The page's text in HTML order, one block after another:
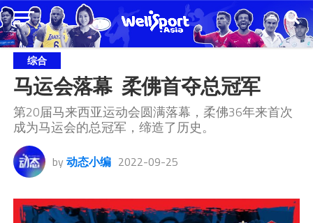
综合
马运会落幕  柔佛首夺总冠军
第20届马来西亚运动会圆满落幕，柔佛36年来首次
成为马运会的总冠军，缔造了历史。
by 动态小编 2022-09-25